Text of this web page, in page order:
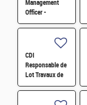
Management
Officer -
Référent Cost
CDI
Responsable de
Lot Travaux de
Démantèlement